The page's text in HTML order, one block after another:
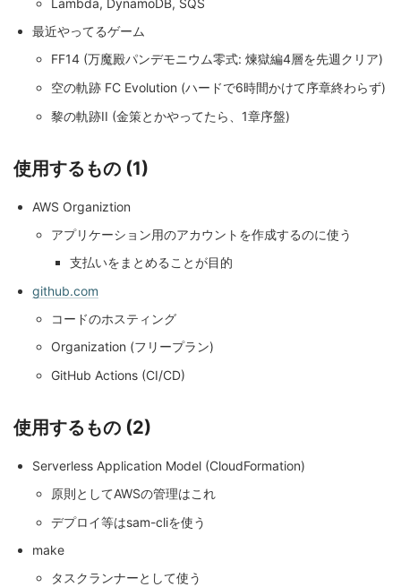
最近やってるゲーム
FF14 (万魔殿パンデモニウム零式: 煉獄編4層を先週クリア)
空の軌跡 FC Evolution (ハードで6時間かけて序章終わらず)
黎の軌跡II (金策とかやってたら、1章序盤)
使用するもの (1)
AWS Organiztion
アプリケーション用のアカウントを作成するのに使う
支払いをまとめることが目的
github.com
コードのホスティング
Organization (フリープラン)
GitHub Actions (CI/CD)
使用するもの (2)
Serverless Application Model (CloudFormation)
原則としてAWSの管理はこれ
デプロイ等はsam-cliを使う
make
タスクランナーとして使う